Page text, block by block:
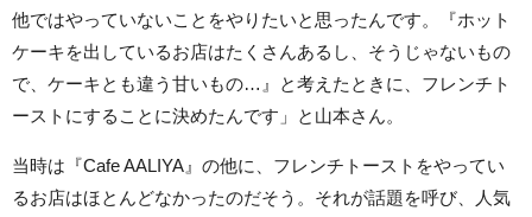
他ではやっていないことをやりたいと思ったんです。『ホット
ケーキを出しているお店はたくさんあるし、そうじゃないもの
で、ケーキとも違う甘いもの…』と考えたときに、フレンチト
ーストにすることに決めたんです」と山本さん。
当時は『Cafe AALIYA』の他に、フレンチトーストをやってい
るお店はほとんどなかったのだそう。それが話題を呼び、人気